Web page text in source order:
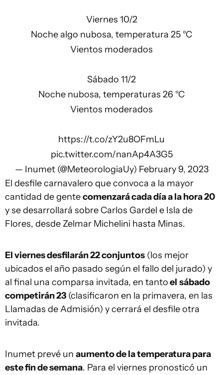
Viernes 10/2
Noche algo nubosa, temperatura 25 °C
Vientos moderados
Sábado 11/2
Noche nubosa, temperaturas 26 °C
Vientos moderados
https://t.co/zY2u8OFmLu
pic.twitter.com/nanAp4A3G5
— Inumet (@MeteorologiaUy) February 9, 2023
El desfile carnavalero que convoca a la mayor
cantidad de gentecomenzará cada día a la hora 20
y se desarrollará sobre Carlos Gardel e Isla de
Flores, desde Zelmar Michelini hasta Minas.
El viernes desfilarán 22 conjuntos (los mejor
ubicados el año pasado según el fallo del jurado) y
al final una comparsa invitada, en tantoel sábado
competirán 23 (clasificaron en la primavera, en las
Llamadas de Admisión) y cerrará el desfile otra
invitada.
Inumet prevé un aumento de la temperatura para
este fin de semana. Para el viernes pronosticó un